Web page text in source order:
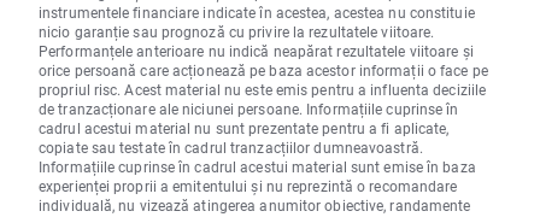
instrumentele financiare indicate în acestea, acestea nu constituie
nicio garanție sau prognoză cu privire la rezultatele viitoare.
Performanțele anterioare nu indică neapărat rezultatele viitoare și
orice persoană care acționează pe baza acestor informații o face pe
propriul risc. Acest material nu este emis pentru a influenta deciziile
de tranzacționare ale niciunei persoane. Informațiile cuprinse în
cadrul acestui material nu sunt prezentate pentru a fi aplicate,
copiate sau testate în cadrul tranzacțiilor dumneavoastră.
Informațiile cuprinse în cadrul acestui material sunt emise în baza
experienței proprii a emitentului și nu reprezintă o recomandare
individuală, nu vizează atingerea anumitor obiective, randamente